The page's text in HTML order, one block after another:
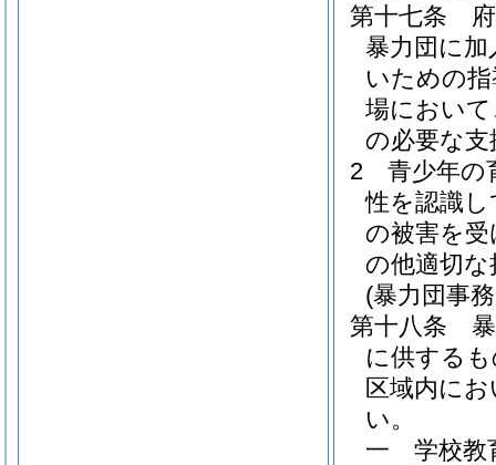
第十七条
暴力団に
いための
場におい
の必要な
2
青少年の
性を認識
の被害を
の他適切
(暴力団事
第十八条
に供する
区域内に
い。
一
学校教